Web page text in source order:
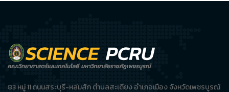
83 หมู่ 11 ถนนสระบุรี-หล่มสัก ตำบลสะเดียง อำเภอเมือง จังหวัดเพชรบูรณ์